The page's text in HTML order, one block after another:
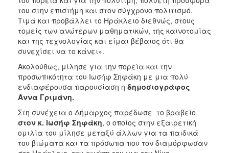
του στην επιστήμη και στον σύγχρονο πολιτισμό.
Τιμά και προβάλλει το Ηράκλειο διεθνώς, στους
τομείς των ανώτερων μαθηματικών, της καινοτομίας
και της τεχνολογίας και είμαι βέβαιος ότι θα
συνεχίσει να το κάνει».
Ακολούθως, μίλησε για την πορεία και την
προσωπικότητα του Ιωσήφ Σηφάκη με μια πολύ
ενδιαφέρουσα παρουσίαση η δημοσιογράφος
Άννα Γριμάνη.
Στη συνέχεια ο Δήμαρχος παρέδωσε το βραβείο
στον κ. Ιωσήφ Σηφάκη, ο οποίος στην εξαιρετική
ομιλία του μίλησε μεταξύ άλλων για τα παιδικά
του βιώματα και τα πρόσωπα που τον διαμόρφωσαν